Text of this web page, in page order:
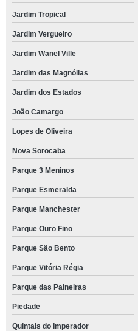
Jardim Tropical
Jardim Vergueiro
Jardim Wanel Ville
Jardim das Magnólias
Jardim dos Estados
João Camargo
Lopes de Oliveira
Nova Sorocaba
Parque 3 Meninos
Parque Esmeralda
Parque Manchester
Parque Ouro Fino
Parque São Bento
Parque Vitória Régia
Parque das Paineiras
Piedade
Quintais do Imperador